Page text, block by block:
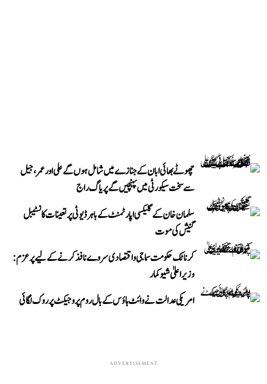
چھوٹے بھائی ابان کے جنازے میں شامل ہوں گے علی اور عمر، جیل
سے سخت سیکورٹی میں پہنچیں گے پریاگ راج
سلمان خان کے گلیکسی اپارٹمنٹ کے باہر ڈیوٹی پر تعینات کانسٹیبل
گنیش کی موت
کرناٹک حکومت سماجی و اقتصادی سروے نافذ کرنے کے لیے پرعزم:
وزیر اعلیٰ شیوکمار
امریکی عدالت نے وائٹ ہاؤس کے بال روم پروجیکٹ پر روک لگائی
ADVERTISEMENT